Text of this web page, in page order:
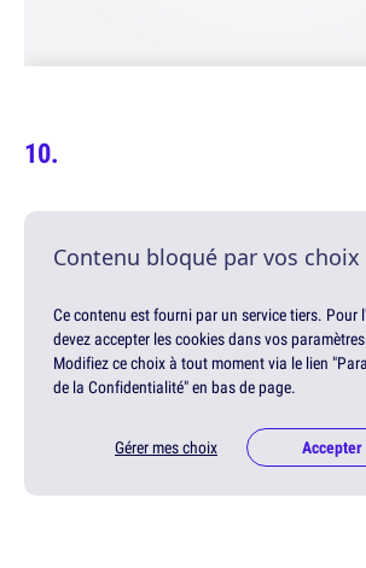
Contenu bloqué par vos choix
Ce contenu est fourni par un service tiers. Pour
devez accepter les cookies dans vos
Modifiez ce choix à tout moment via le lien
de la Confidentialité" en bas de page.
Gérer mes choix